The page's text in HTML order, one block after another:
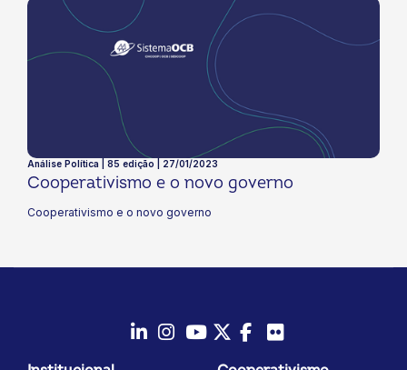
Análise Política | 85 edição | 27/01/2023
Cooperativismo e o novo governo
Cooperativismo e o novo governo
Instagram
YoutubeTwitter/X
Facebook